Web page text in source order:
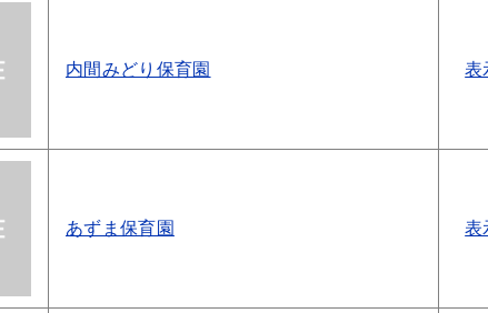
内間みどり保育園 表
あずま保育園 表